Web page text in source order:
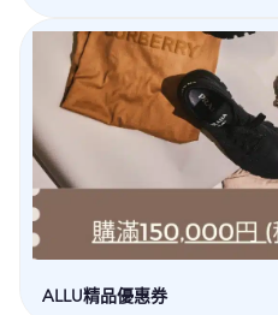
ALLU精品優惠券